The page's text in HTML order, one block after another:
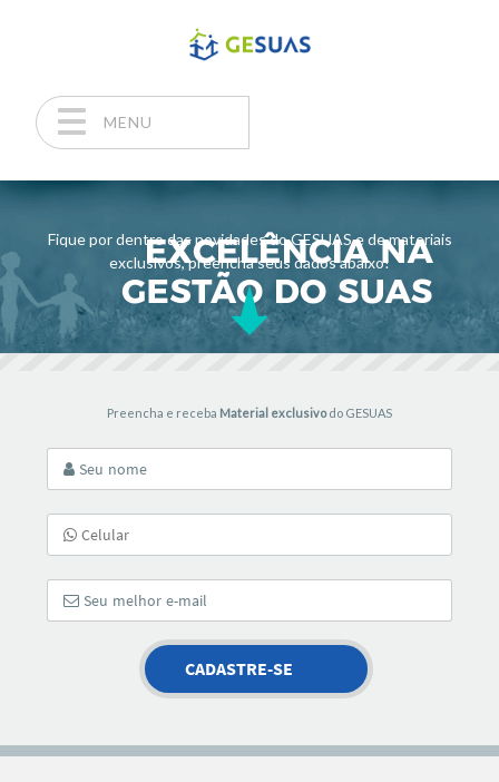
MENU
Fique por dentro das novidades do GESUAS e de materiais
exclusivos, preencha seus dados abaixo!
Preencha e receba Material exclusivodo GESUAS